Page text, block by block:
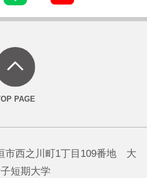
市西之川町1丁目109番地 大
短期大学